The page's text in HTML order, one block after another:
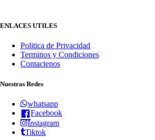
ENLACES UTILES
Politica de Privacidad
Terminos y Condiciones
Contactenos
Nuestras Redes
whatsapp
Facebook
Instagram
Tiktok